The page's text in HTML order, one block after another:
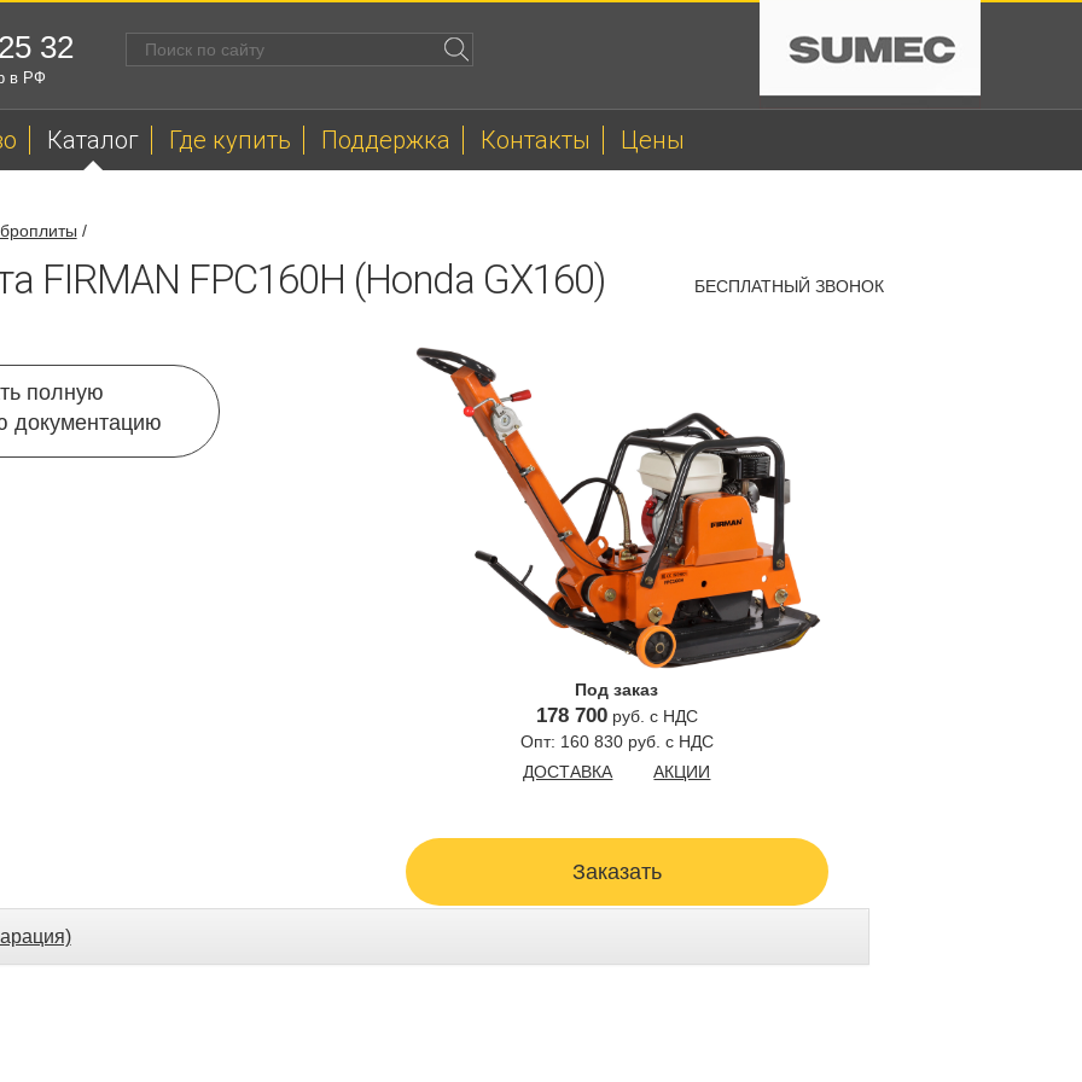
32
в РФ
Каталог Где купить Поддержка Контакты Цены
/
FIRMAN FPC160H (Honda GX160) БЕСПЛАТНЫЙ ЗВОНОК
полную
документацию
Под заказ
178 700руб. с НДС
Опт: 160 830 руб. с НДС
ДОСТАВКА
АКЦИИ
Заказать